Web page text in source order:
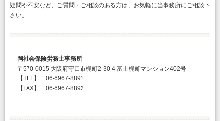
疑問や不安など、ご質問・ご相談のある方は、お気軽に当事務所にご相談下
さい。
岡社会保険労務士事務所
〒570-0015 大阪府守口市梶町2-30-4 富士梶町マンション402号
【TEL】 06-6967-8891
【FAX】 06-6967-8892